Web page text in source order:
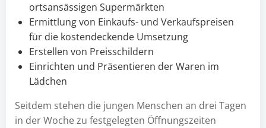
ortsansässigen Supermärkten
Ermittlung von Einkaufs- und Verkaufspreisen
für die kostendeckende Umsetzung
Erstellen von Preisschildern
Einrichten und Präsentieren der Waren im
Lädchen
Seitdem stehen die jungen Menschen an drei Tagen
in der Woche zu festgelegten Öffnungszeiten